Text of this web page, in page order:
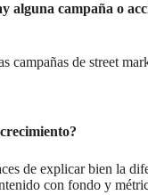
campaña o
campañas de street
de explicar bien la
con fondo y